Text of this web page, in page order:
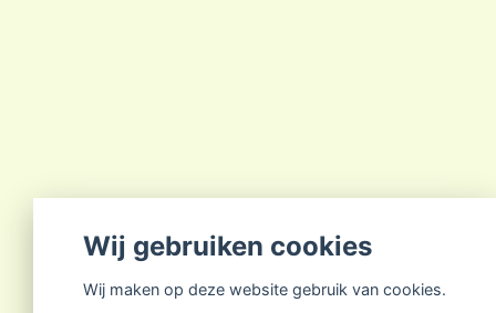
Wij gebruiken cookies
Wij maken op deze website gebruik van cookies.